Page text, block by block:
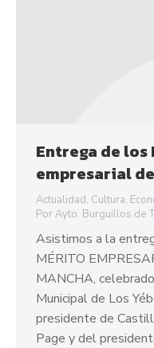
Entrega de
empresarial
Actualidad, Cultura,
PorAyto. Burguillos de
Asistimos a la
MÉRITO
MANCHA,
Municipal de Los
presidente de
Page y del